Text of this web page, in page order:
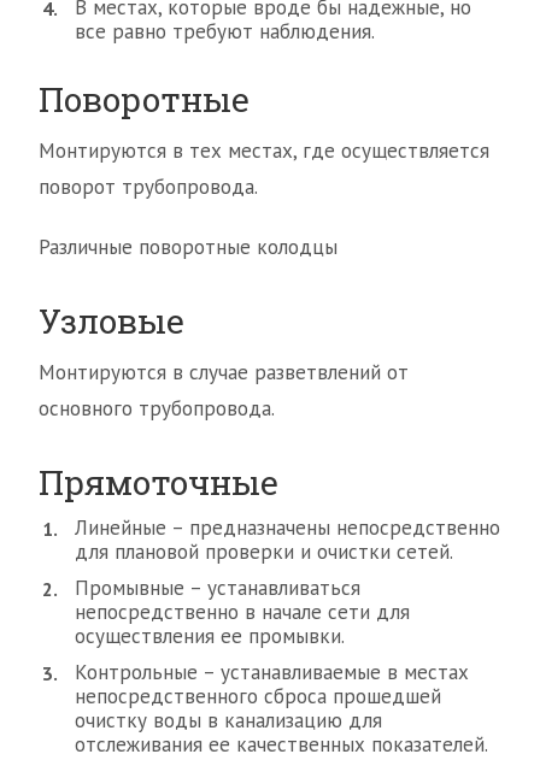
В местах, которые вроде бы надежные, но
все равно требуют наблюдения.
Поворотные
Монтируются в тех местах, где осуществляется
поворот трубопровода.
Различные поворотные колодцы
Узловые
Монтируются в случае разветвлений от
основного трубопровода.
Прямоточные
Линейные – предназначены непосредственно
для плановой проверки и очистки сетей.
Промывные – устанавливаться
непосредственно в начале сети для
осуществления ее промывки.
Контрольные – устанавливаемые в местах
непосредственного сброса прошедшей
очистку воды в канализацию для
отслеживания ее качественных показателей.